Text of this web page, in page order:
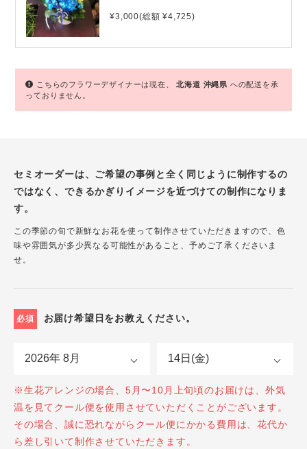
¥3,000(総額 ¥4,725)
こちらのフラワーデザイナーは現在、北海道 沖縄県 への配送を承
っておりません。
セミオーダーは、ご希望の事例と全く同じように制作するの
ではなく、できるかぎりイメージを近づけての制作になりま
す。
この季節の旬で新鮮なお花を使って制作させていただきますので、色
味や雰囲気が多少異なる可能性があること、予めご了承くださいま
せ。
必須 お届け希望日をお教えください。
※生花アレンジの場合、5月〜10月上旬頃のお届けは、外気
温を見てクール便を使用させていただくことがございます。
その場合、誠に恐れながらクール便にかかる費用は、花代か
ら差し引いて制作させていただきます。